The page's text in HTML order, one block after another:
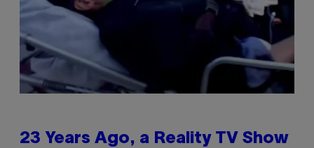
23 Years Ago, a Reality TV Show